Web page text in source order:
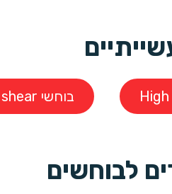
בוחשי Low shear
לבוחשים